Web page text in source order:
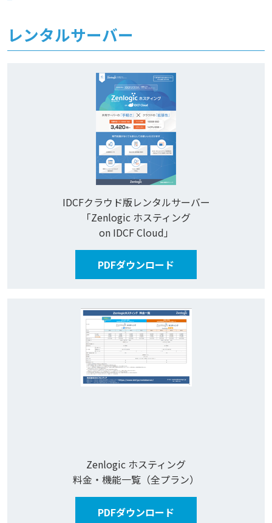
レンタルサーバー
IDCFクラウド版レンタルサーバー
「Zenlogic ホスティング
on IDCF Cloud」
PDFダウンロード
Zenlogic ホスティング
料金・機能一覧（全プラン）
PDFダウンロード